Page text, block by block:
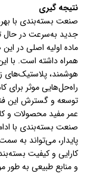
نتیجه گیری
صنعت بسته‌بندی با
جدید به‌سرعت در حال
ماده اولیه اصلی در
همراه داشته است. با
هوشمند، پلاستیک‌های
راه‌حل‌هایی موثر برای
توسعه و گسترش این
عمر مفید محصولات
صنعت بسته‌بندی با
پایدار، می‌تواند به
کارایی و کیفیت
و منابع طبیعی به